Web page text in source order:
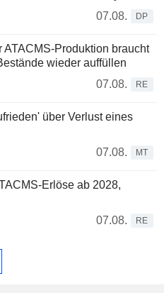
07.08.
DP
Produktion braucht
wieder auffüllen
07.08.
RE
über Verlust eines
07.08.
MT
Erlöse ab 2028,
07.08.
RE